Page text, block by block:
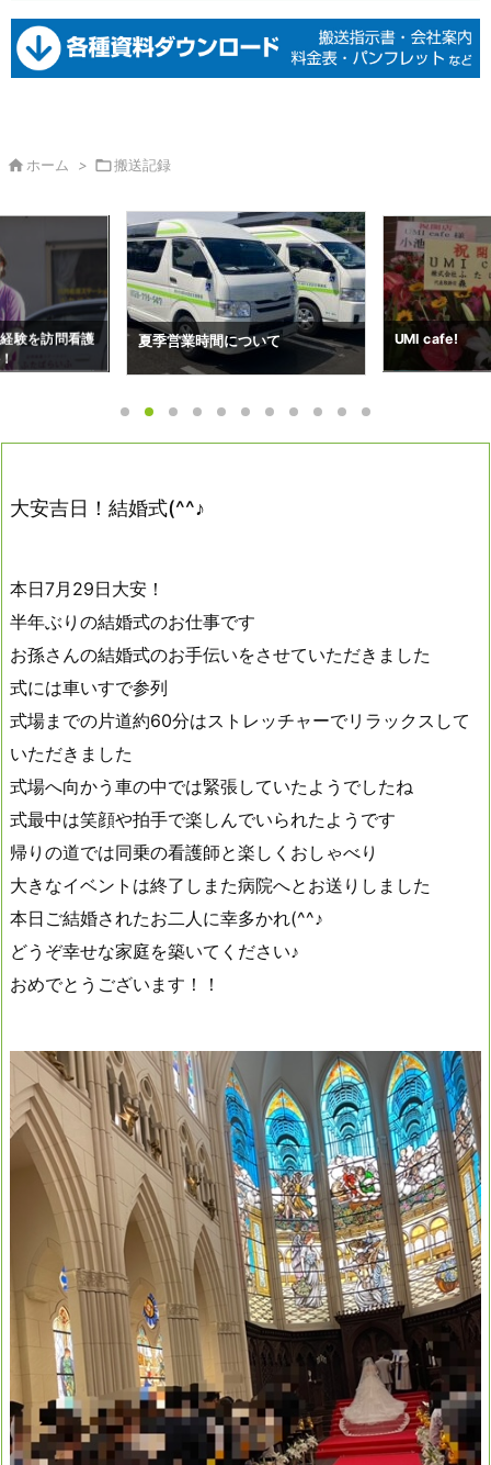
 ホーム > 搬送記録
て UMI cafe! 搬送予約状況
大安吉日！結婚式(^^♪
本日7月29日大安！
半年ぶりの結婚式のお仕事です
お孫さんの結婚式のお手伝いをさせていただきました
式には車いすで参列
式場までの片道約60分はストレッチャーでリラックスして
いただきました
式場へ向かう車の中では緊張していたようでしたね
式最中は笑顔や拍手で楽しんでいられたようです
帰りの道では同乗の看護師と楽しくおしゃべり
大きなイベントは終了しまた病院へとお送りしました
本日ご結婚されたお二人に幸多かれ(^^♪
どうぞ幸せな家庭を築いてください♪
おめでとうございます！！